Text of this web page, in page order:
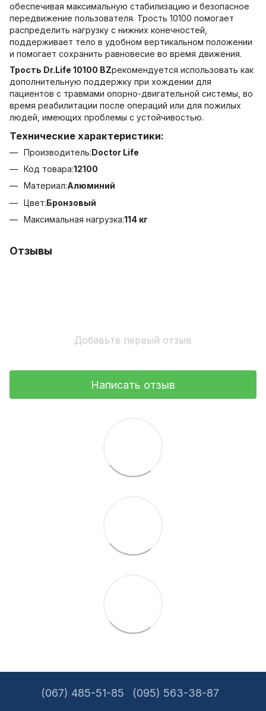
обеспечивая максимальную стабилизацию и безопасное
передвижение пользователя. Трость 10100 помогает
распределить нагрузку с нижних конечностей,
поддерживает тело в удобном вертикальном положении
и помогает сохранить равновесие во время движения.
Трость Dr.Life 10100 BZрекомендуется использовать как
дополнительную поддержку при хождении для
пациентов с травмами опорно-двигательной системы, во
время реабилитации после операций или для пожилых
людей, имеющих проблемы с устойчивостью.
Технические характеристики:
Производитель:Doctor Life
Код товара:12100
Материал:Алюминий
Цвет:Бронзовый
Максимальная нагрузка:114 кг
Отзывы
Добавьте первый отзыв
Написать отзыв
(067) 485-51-85 (095) 563-38-87